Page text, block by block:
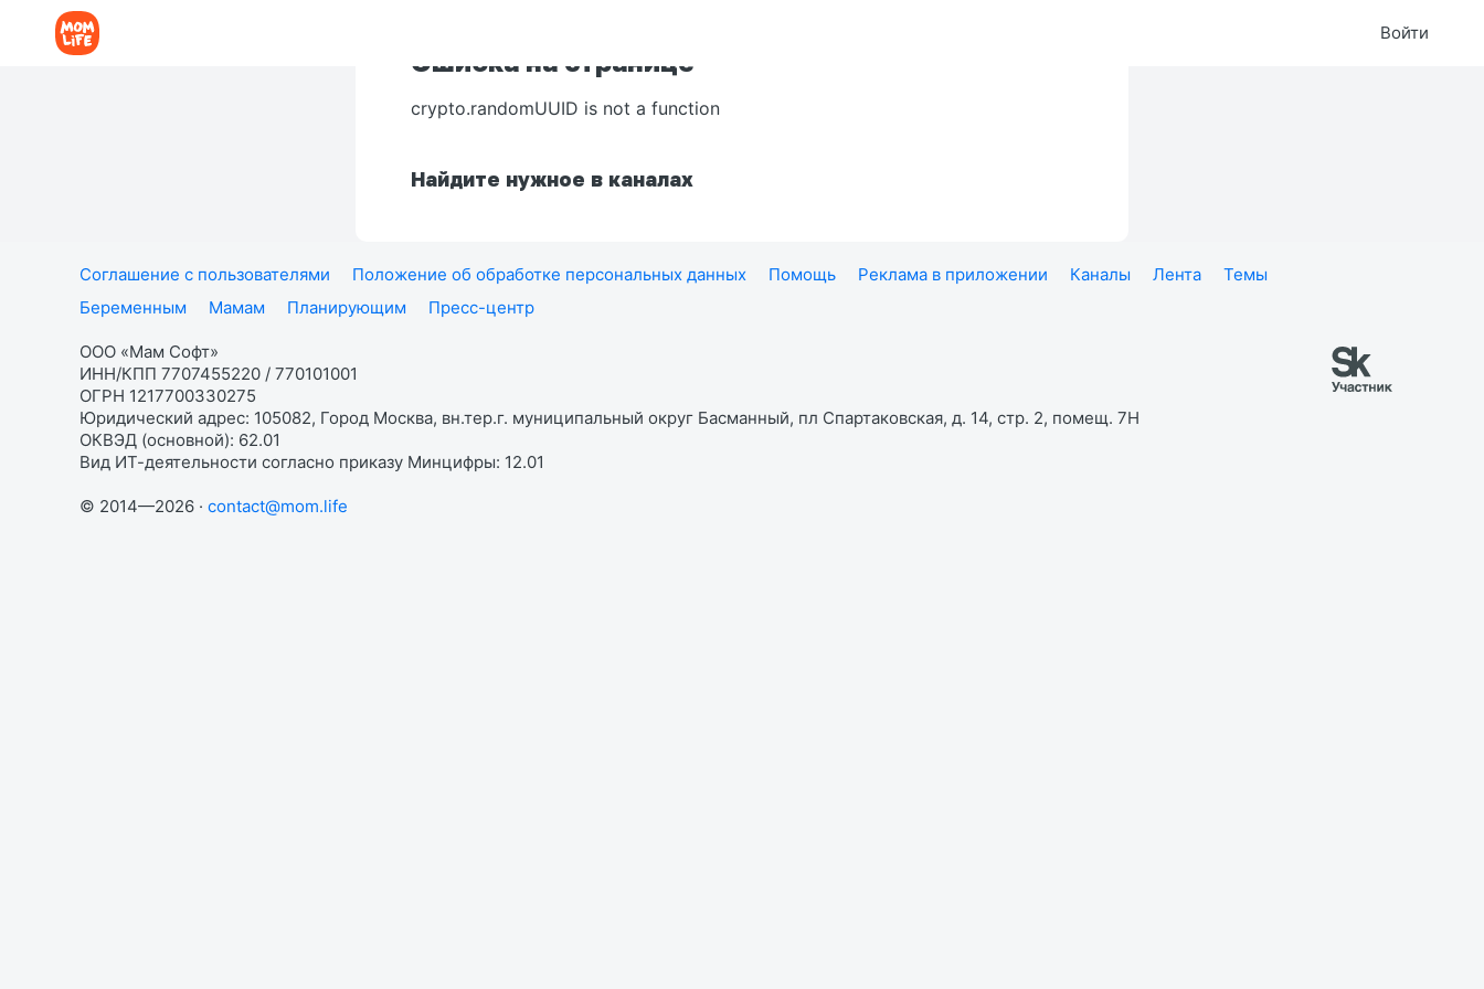
Войти
Ошибка на странице
crypto.randomUUID is not a function
Найдите нужное в каналах
Соглашение с пользователями Положение об обработке персональных данных Помощь Реклама в приложении Каналы Лента
Темы
Беременным
Мамам Планирующим Пресс-центр
ООО «Мам Софт»
ИНН/КПП 7707455220 / 770101001
ОГРН 1217700330275
Юридический адрес: 105082, Город Москва, вн.тер.г. муниципальный округ Басманный, пл Спартаковская, д. 14, стр. 2, помещ. 7Н
ОКВЭД (основной): 62.01
Вид ИТ-деятельности согласно приказу Минцифры: 12.01
© 2014—2026 · contact@mom.life